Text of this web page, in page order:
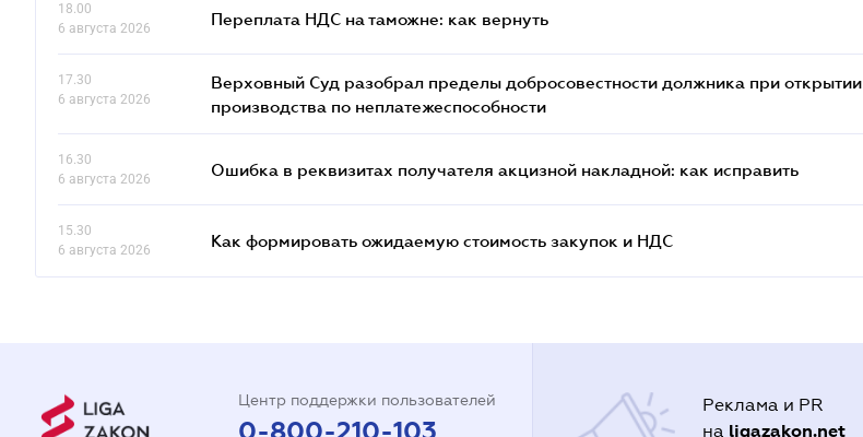
18.00
6 августа 2026
Переплата НДС на таможне: как вернуть
17.30
6 августа 2026
Верховный Суд разобрал пределы добросовестности должника при открытии
производства по неплатежеспособности
16.30
6 августа 2026
Ошибка в реквизитах получателя акцизной накладной: как исправить
15.30
6 августа 2026
Как формировать ожидаемую стоимость закупок и НДС
Центр поддержки пользователей
0-800-210-103
Реклама и PR
на ligazakon.net